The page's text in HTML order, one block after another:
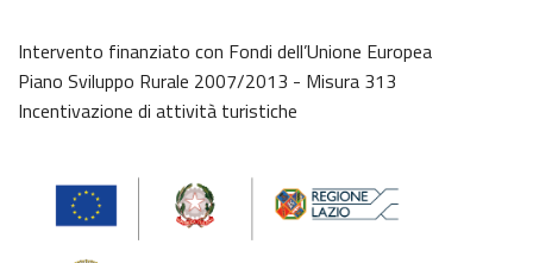
Intervento finanziato con Fondi dell’Unione Europea
Piano Sviluppo Rurale 2007/2013 - Misura 313
Incentivazione di attività turistiche